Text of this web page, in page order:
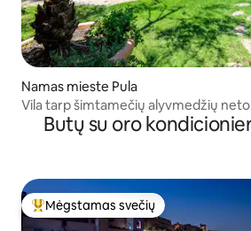
Namas mieste Pula
Vila tarp šimtamečių alyvmedžių
Butų su oro
Svečių mėgstamiausias
Mėgstamas svečių